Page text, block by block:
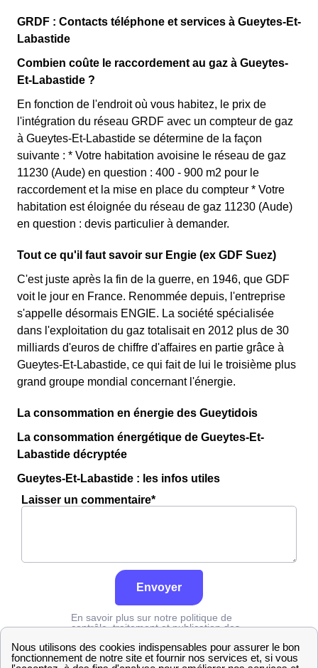
GRDF : Contacts téléphone et services à Gueytes-Et-
Labastide
Combien coûte le raccordement au gaz à Gueytes-
Et-Labastide ?
En fonction de l'endroit où vous habitez, le prix de
l'intégration du réseau GRDF avec un compteur de gaz
à Gueytes-Et-Labastide se détermine de la façon
suivante : * Votre habitation avoisine le réseau de gaz
11230 (Aude) en question : 400 - 900 m2 pour le
raccordement et la mise en place du compteur * Votre
habitation est éloignée du réseau de gaz 11230 (Aude)
en question : devis particulier à demander.
Tout ce qu'il faut savoir sur Engie (ex GDF Suez)
C'est juste après la fin de la guerre, en 1946, que GDF
voit le jour en France. Renommée depuis, l'entreprise
s'appelle désormais ENGIE. La société spécialisée
dans l'exploitation du gaz totalisait en 2012 plus de 30
milliards d'euros de chiffre d'affaires en partie grâce à
Gueytes-Et-Labastide, ce qui fait de lui le troisième plus
grand groupe mondial concernant l'énergie.
La consommation en énergie des Gueytidois
La consommation énergétique de Gueytes-Et-
Labastide décryptée
Gueytes-Et-Labastide : les infos utiles
Laisser un commentaire*
Envoyer
En savoir plus sur notre politique de
contrôle, traitement et publication des